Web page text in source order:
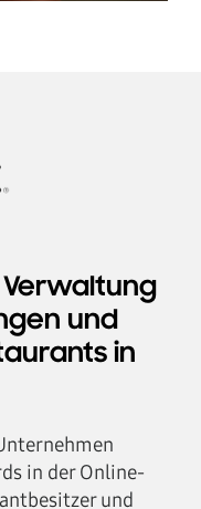
und
in
in der Online-
und